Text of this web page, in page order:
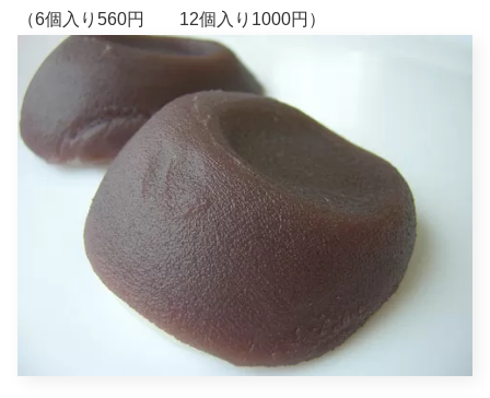
（6個入り560円 12個入り1000円）